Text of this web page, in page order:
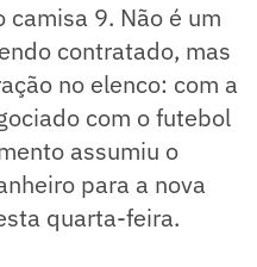
camisa 9. Não é um
contratado, mas
no elenco: com a
com o futebol
assumiu o
para a nova
quarta-feira.